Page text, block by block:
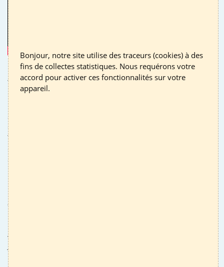
Le 24 avril 2023 avait lieu la Première Biennale des
Territoires en transitionS du Rhône. Messieurs Christophe
GUILLOTEAU et Jacky MÉNICHON, Présidents du
Département du Rhône et de la Communauté de communes
Saône-Beaujolais ont invité les élus, cadres et techniciens
des collectivités territoriales du Rhône, au nom des quatre
Territoires à Énergie Positive du Rhône (Communauté de
communes Saône-Beaujolais, Communauté de communes
des Monts du Lyonnais, Communauté d'Agglomération de
l’Ouest Rhodanien, Syndicat de l’Ouest Lyonnais) et du
Département, à participer au
rhodanien pour les transitions énergétique,
climatique et écologique, et au lancement de
l’Académie de la Transition énergétique du Rhône.
Avec comme fil rouge
journée a été ponctuée de temps forts : le lancement de
l’Académie de la transition énergétique du Rhône, avec la
Bonjour, notre site utilise des traceurs (cookies) à des
fins de collectes statistiques. Nous requérons votre
accord pour activer ces fonctionnalités sur votre
appareil.